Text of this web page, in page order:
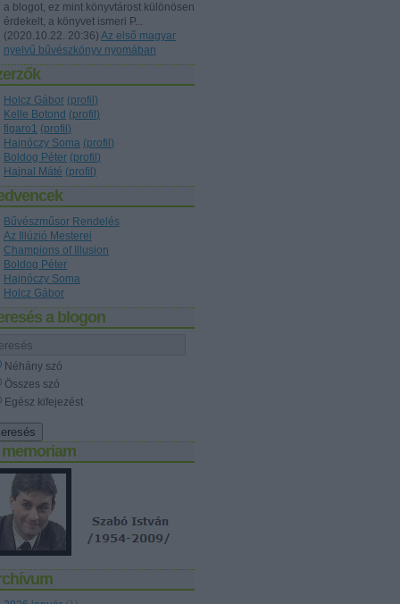
a blogot, ez mint könyvtárost különösen
érdekelt, a könyvet ismeri P...
(2020.10.22. 20:36) Az első magyar
nyelvű bűvészkönyv nyomában
Holcz Gábor (profil )
Kelle Botond (profil )
figaro1 (profil )
Hajnóczy Soma (profil )
Boldog Péter (profil )
Hajnal Máté (profil )
Bűvészműsor Rendelés
Az Illúzió Mesterei
Champions of Illusion
Boldog Péter
Hajnóczy Soma
Holcz Gábor
a blogon
Néhány szó
Összes szó
Egész kifejezést
memoriam